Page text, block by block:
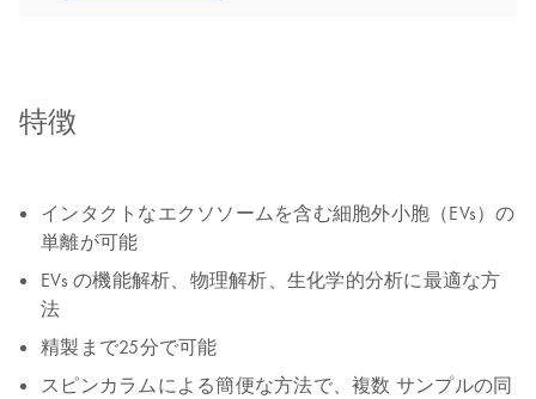
特徴
インタクトなエクソソームを含む細胞外小胞（EVs）の
単離が可能
EVs の機能解析、物理解析、生化学的分析に最適な方
法
精製まで25分で可能
スピンカラムによる簡便な方法で、複数 サンプルの同